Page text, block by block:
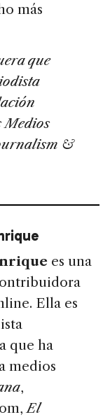
más
que
Medios
&
es una
Ella es
que ha
medios
,
El